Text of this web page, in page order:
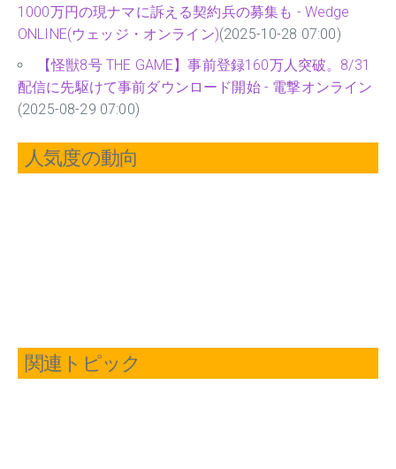
1000万円の現ナマに訴える契約兵の募集も - Wedge
ONLINE(ウェッジ・オンライン)(2025-10-28 07:00)
【怪獣8号 THE GAME】事前登録160万人突破。8/31
配信に先駆けて事前ダウンロード開始 - 電撃オンライン
(2025-08-29 07:00)
人気度の動向
関連トピック